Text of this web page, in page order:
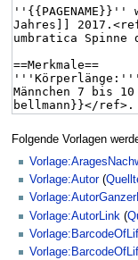
Folgende Vorlagen
Vorlage:Autor(
Vorlage:AutorLink (